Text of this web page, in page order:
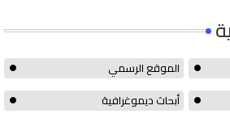
الموقع الرسمي
أبحاث ديموغرافية